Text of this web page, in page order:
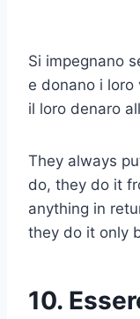
Si impegnano
e donano i
il loro denaro
They always
do, they do it
anything in
they do it only
10.